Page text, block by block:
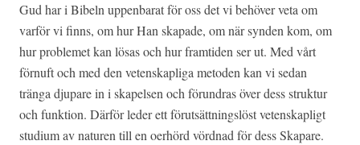
Gud har i Bibeln uppenbarat för oss det vi behöver veta om
varför vi finns, om hur Han skapade, om när synden kom, om
hur problemet kan lösas och hur framtiden ser ut. Med vårt
förnuft och med den vetenskapliga metoden kan vi sedan
tränga djupare in i skapelsen och förundras över dess struktur
och funktion. Därför leder ett förutsättningslöst vetenskapligt
studium av naturen till en oerhörd vördnad för dess Skapare.